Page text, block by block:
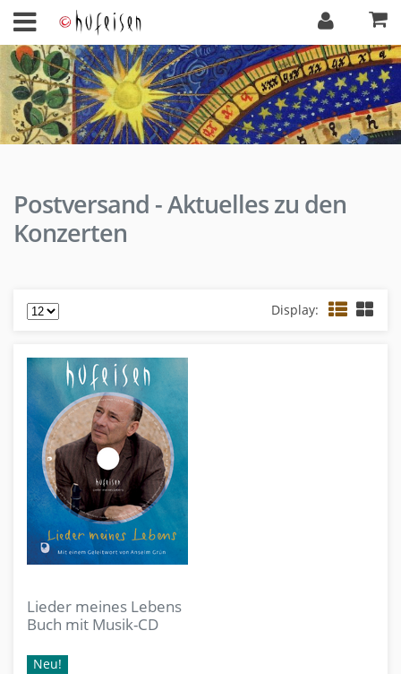
Postversand - Aktuelles zu den
Konzerten
Display:
Lieder meines Lebens
Buch mit Musik-CD
Neu!